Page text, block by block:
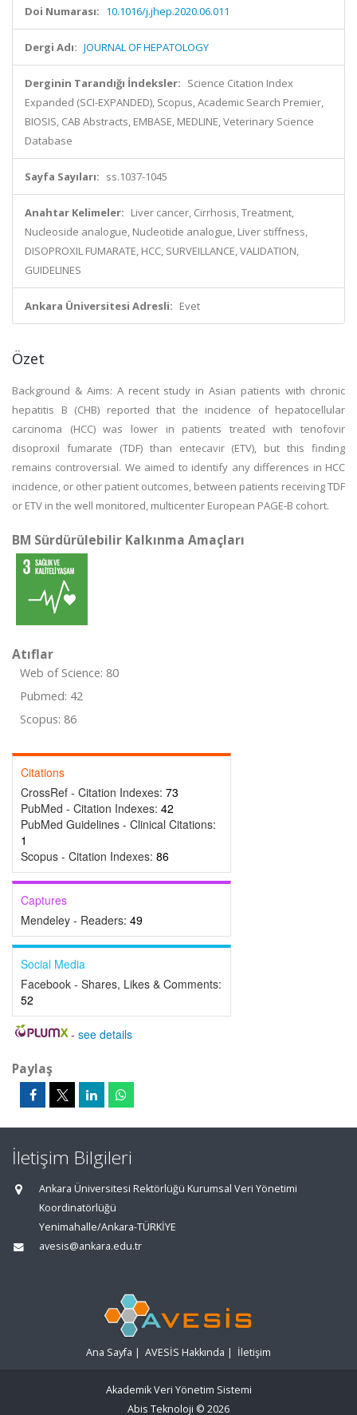
Doi Numarası: 10.1016/j.jhep.2020.06.011
Dergi Adı: JOURNAL OF HEPATOLOGY
Derginin Tarandığı İndeksler: Science Citation Index
Expanded (SCI-EXPANDED), Scopus, Academic Search Premier,
BIOSIS, CAB Abstracts, EMBASE, MEDLINE, Veterinary Science
Database
Sayfa Sayıları: ss.1037-1045
Anahtar Kelimeler: Liver cancer, Cirrhosis, Treatment,
Nucleoside analogue, Nucleotide analogue, Liver stiffness,
DISOPROXIL FUMARATE, HCC, SURVEILLANCE, VALIDATION,
GUIDELINES
Ankara Üniversitesi Adresli: Evet
Özet
Background & Aims: A recent study in Asian patients with chronic
hepatitis B (CHB) reported that the incidence of hepatocellular
carcinoma (HCC) was lower in patients treated with tenofovir
disoproxil fumarate (TDF) than entecavir (ETV), but this finding
remains controversial. We aimed to identify any differences in HCC
incidence, or other patient outcomes, between patients receiving TDF
or ETV in the well monitored, multicenter European PAGE-B cohort.
BM Sürdürülebilir Kalkınma Amaçları
Atıflar
Web of Science: 80
Pubmed: 42
Scopus: 86
Citations
CrossRef - Citation Indexes: 73
PubMed - Citation Indexes: 42
PubMed Guidelines - Clinical Citations:
1
Scopus - Citation Indexes: 86
Captures
Mendeley - Readers: 49
Social Media
Facebook - Shares, Likes & Comments:
52
- see details
Paylaş
İletişim Bilgileri
Ankara Üniversitesi Rektörlüğü Kurumsal Veri Yönetimi
Koordinatörlüğü
Yenimahalle/Ankara-TÜRKİYE
avesis@ankara.edu.tr
Ana Sayfa | AVESİS Hakkında | İletişim
Akademik Veri Yönetim Sistemi
Abis Teknoloji © 2026